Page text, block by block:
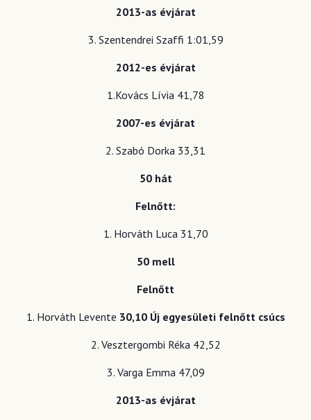
2013-as évjárat
3. Szentendrei Szaffi 1:01,59
2012-es évjárat
1.Kovács Lívia 41,78
2007-es évjárat
2. Szabó Dorka 33,31
50 hát
Felnőtt:
1. Horváth Luca 31,70
50 mell
Felnőtt
1. Horváth Levente 30,10 Új egyesületi felnőtt csúcs
2. Vesztergombi Réka 42,52
3. Varga Emma 47,09
2013-as évjárat